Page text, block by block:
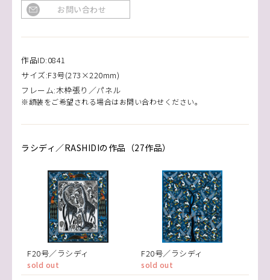
お問い合わせ
作品ID:0841
サイズ:F3号(273×220mm)
フレーム:木枠張り／パネル
※額装をご希望される場合はお問い合わせください。
ラシディ／RASHIDIの作品（27作品）
F20号／ラシディ
sold out
F20号／ラシディ
sold out